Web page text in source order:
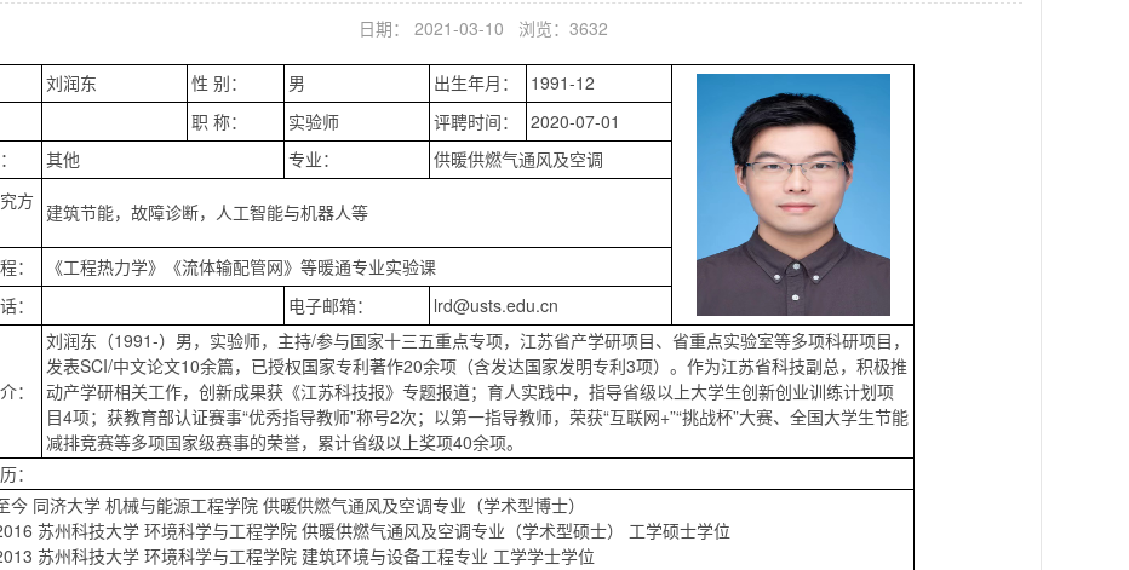
日期： 2021-03-10 浏览： 3632
刘润东 性 别： 男 出生年月：
1991-12
职 称： 实验师 评聘时间：
2020-07-01
其他 专业：
供暖供燃气通风及空调
方
建筑节能，故障诊断，人工智能与机器人等
：
《工程热力学》《流体输配管网》等暖通专业实验课
：
电子邮箱： lrd@usts.edu.cn
：
刘润东（1991-）男，实验师，主持/参与国家十三五重点专项，江苏省产学研项目、省重点实验室等多项科研项目，
发表SCI/中文论文10余篇，已授权国家专利著作20余项（含发达国家发明专利3项）。作为江苏省科技副总，积极推
动产学研相关工作，创新成果获《江苏科技报》专题报道；育人实践中，指导省级以上大学生创新创业训练计划项
目4项；获教育部认证赛事“优秀指导教师”称号2次；以第一指导教师，荣获“互联网+”“挑战杯”大赛、全国大学生节能
减排竞赛等多项国家级赛事的荣誉，累计省级以上奖项40余项。
：
今 同济大学 机械与能源工程学院 供暖供燃气通风及空调专业（学术型博士）
苏州科技大学 环境科学与工程学院 供暖供燃气通风及空调专业（学术型硕士） 工学硕士学位
苏州科技大学 环境科学与工程学院 建筑环境与设备工程专业 工学学士学位